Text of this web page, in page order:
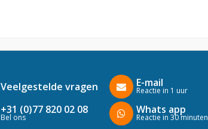
Veelgestelde vragen
+31 (0)77 820 02 08
Bel ons
E-mail
Reactie in 1 uur
Whats app
Reactie in 30 minuten